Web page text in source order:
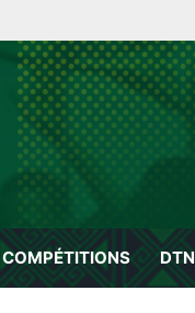
COMPÉTITIONS DTN